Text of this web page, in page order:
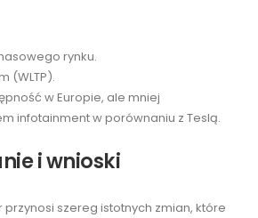
rynku.
(WLTP).
w Europie, ale mniej
infotainment w porównaniu z Teslą.
i wnioski
przynosi szereg istotnych zmian, które